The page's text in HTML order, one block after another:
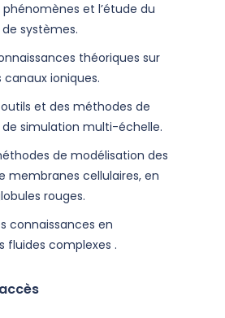
phénomènes et l’étude du
systèmes.
théoriques sur
canaux ioniques.
et des méthodes de
simulation multi-échelle.
de modélisation des
membranes cellulaires, en
rouges.
connaissances en
fluides complexes .